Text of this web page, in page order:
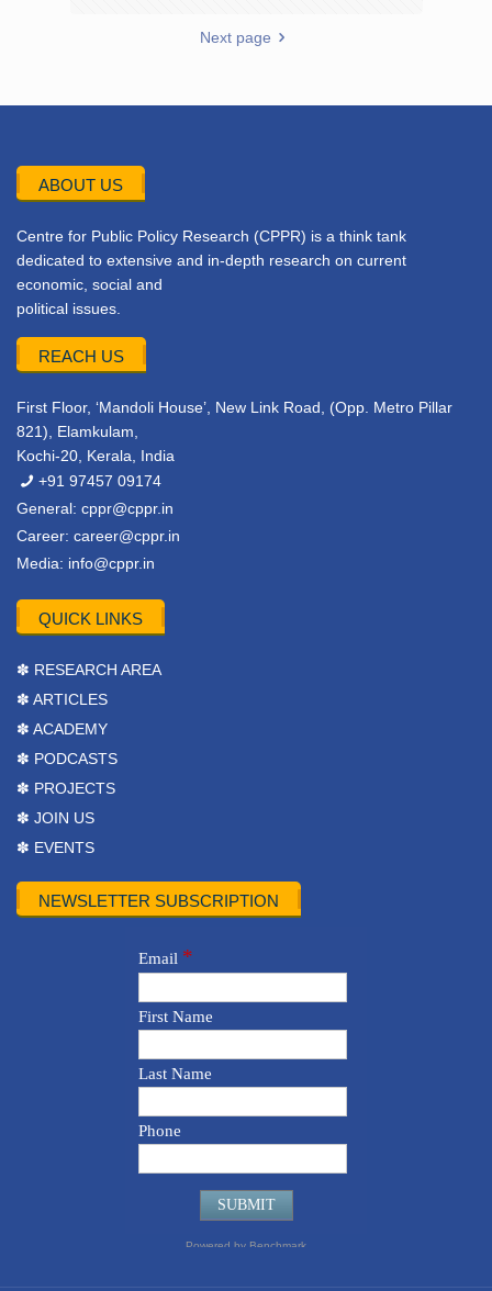
Next page
ABOUT US
Centre for Public Policy Research (CPPR) is a think tank
dedicated to extensive and in-depth research on current
economic, social and
political issues.
REACH US
First Floor, ‘Mandoli House’, New Link Road, (Opp. Metro Pillar
821), Elamkulam,
Kochi-20, Kerala, India
+91 97457 09174
General: cppr@cppr.in
Career: career@cppr.in
Media: info@cppr.in
QUICK LINKS
✽ RESEARCH AREA
✽ ARTICLES
✽ ACADEMY
✽ PODCASTS
✽ PROJECTS
✽ JOIN US
✽ EVENTS
NEWSLETTER SUBSCRIPTION